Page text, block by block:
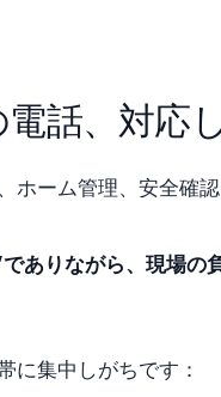
電話、対応
ホーム管理、安全確
ありながら、現場の
に集中しがちです：